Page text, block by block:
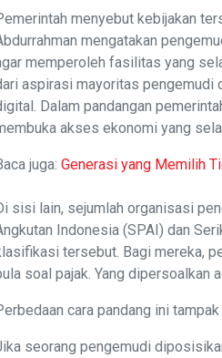
menyebut kebijakan
mengatakan
memperoleh fasilitas yang
aspirasi mayoritas pengemudi
Dalam pandangan
akses ekonomi yang
juga: Generasi yang Memilih
sisi lain, sejumlah organisasi
Indonesia (SPAI) dan
tersebut. Bagi mereka,
soal pajak. Yang dipersoalkan
cara pandang ini
seorang pengemudi